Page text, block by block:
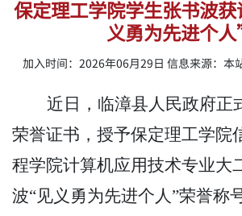
保定理工学院学生张书波
义勇为先进个人
加入时间：2026年06月29日 信息来源：本
近日，临漳县人民政府正
荣誉证书，授予保定理工学院
程学院计算机应用技术专业大
波“见义勇为先进个人”荣誉称